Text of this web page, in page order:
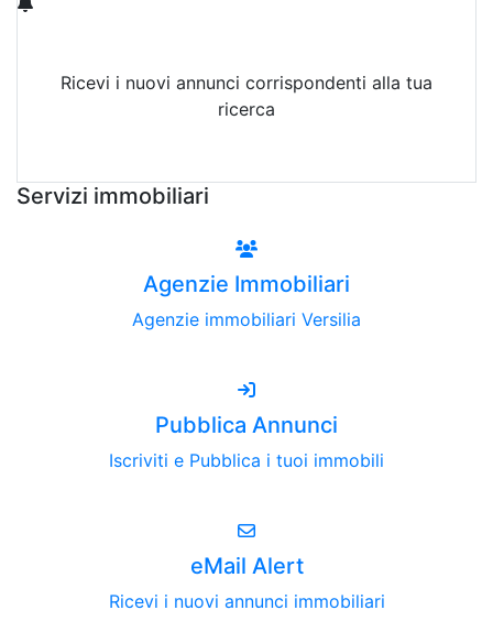
Ricevi i nuovi annunci corrispondenti alla tua
ricerca
Servizi immobiliari
Agenzie Immobiliari
Agenzie immobiliari Versilia
Pubblica Annunci
Iscriviti e Pubblica i tuoi immobili
eMail Alert
Ricevi i nuovi annunci immobiliari